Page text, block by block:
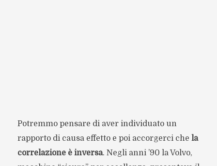
Potremmo pensare di aver individuato un
rapporto di causa effetto e poi accorgerci che la
correlazione è inversa. Negli anni ’90 la Volvo,